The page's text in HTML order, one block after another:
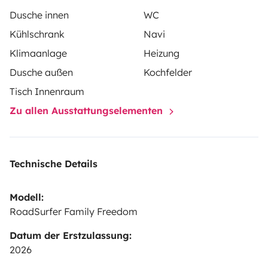
Dusche innen
WC
Kühlschrank
Navi
Klimaanlage
Heizung
Dusche außen
Kochfelder
Tisch Innenraum
Zu allen Ausstattungselementen
Technische Details
Modell:
RoadSurfer Family Freedom
Datum der Erstzulassung:
2026